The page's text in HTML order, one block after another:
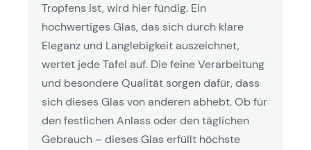
Tropfens ist, wird hier fündig. Ein
hochwertiges Glas, das sich durch klare
Eleganz und Langlebigkeit auszeichnet,
wertet jede Tafel auf. Die feine Verarbeitung
und besondere Qualität sorgen dafür, dass
sich dieses Glas von anderen abhebt. Ob für
den festlichen Anlass oder den täglichen
Gebrauch – dieses Glas erfüllt höchste